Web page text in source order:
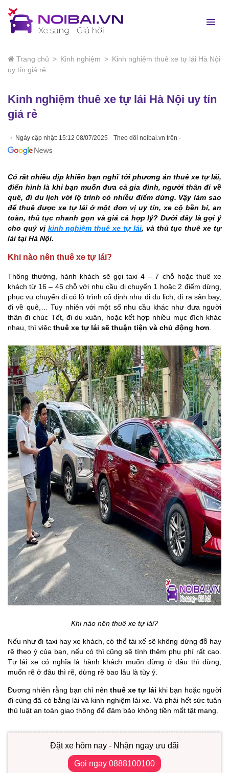
Trang chủ > Kinh nghiệm > Kinh nghiệm thuê xe tự lái Hà Nội
uy tín giá rẻ
Kinh nghiệm thuê xe tự lái Hà Nội uy tín
giá rẻ
Ngày cập nhật: 15:12 08/07/2025 Theo dõi noibai.vn trên -
Có rất nhiều dịp khiến bạn nghĩ tới phương án thuê xe tự lái,
điển hình là khi bạn muốn đưa cả gia đình, người thân đi về
quê, đi du lịch với lộ trình có nhiều điểm dừng. Vậy làm sao
để thuê được xe tự lái ở một đơn vị uy tín, xe cộ bền bỉ, an
toàn, thủ tục nhanh gọn và giá cả hợp lý? Dưới đây là gợi ý
cho quý vị kinh nghiệm thuê xe tự lái, và thủ tục thuê xe tự
lái tại Hà Nội.
Khi nào nên thuê xe tự lái?
Thông thường, hành khách sẽ gọi taxi 4 – 7 chỗ hoặc thuê xe
khách từ 16 – 45 chỗ với nhu cầu di chuyển 1 hoặc 2 điểm dừng,
phục vụ chuyến đi có lộ trình cố định như đi du lịch, đi ra sân bay,
đi về quê,… Tuy nhiên với một số nhu cầu khác như đưa người
thân đi chúc Tết, đi du xuân, hoặc kết hợp nhiều mục đích khác
nhau, thì việc thuê xe tự lái sẽ thuận tiện và chủ động hơn.
Khi nào nên thuê xe tự lái?
Nếu như đi taxi hay xe khách, có thể tài xế sẽ không dừng đỗ hay
rẽ theo ý của bạn, nếu có thì cũng sẽ tính thêm phụ phí rất cao.
Tự lái xe có nghĩa là hành khách muốn dừng ở đâu thì dừng,
muốn rẽ ở đâu thì rẽ, dừng rẽ bao lâu là tùy ý.
Đương nhiên rằng bạn chỉ nên thuê xe tự lái khi bạn hoặc người
đi cùng đã có bằng lái và kinh nghiệm lái xe. Và phải hết sức tuân
thủ luật an toàn giao thông để đảm bảo không tiền mất tật mang.
Đặt xe hôm nay - Nhận ngay ưu đãi
Gọi ngay 0888100100